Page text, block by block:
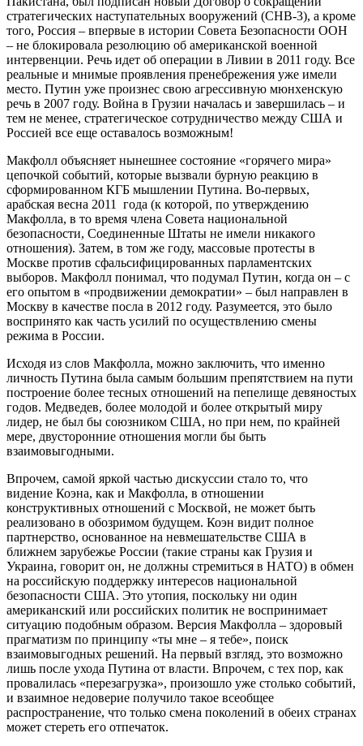
стратегических наступательных вооружений (СНВ-3), а кроме
того, Россия – впервые в истории Совета Безопасности ООН
– не блокировала резолюцию об американской военной
интервенции. Речь идет об операции в Ливии в 2011 году. Все
реальные и мнимые проявления пренебрежения уже имели
место. Путин уже произнес свою агрессивную мюнхенскую
речь в 2007 году. Война в Грузии началась и завершилась – и
тем не менее, стратегическое сотрудничество между США и
Россией все еще оставалось возможным!
Макфолл объясняет нынешнее состояние «горячего мира»
цепочкой событий, которые вызвали бурную реакцию в
сформированном КГБ мышлении Путина. Во-первых,
арабская весна 2011 года (к которой, по утверждению
Макфолла, в то время члена Совета национальной
безопасности, Соединенные Штаты не имели никакого
отношения). Затем, в том же году, массовые протесты в
Москве против сфальсифицированных парламентских
выборов. Макфолл понимал, что подумал Путин, когда он – с
его опытом в «продвижении демократии» – был направлен в
Москву в качестве посла в 2012 году. Разумеется, это было
воспринято как часть усилий по осуществлению смены
режима в России.
Исходя из слов Макфолла, можно заключить, что именно
личность Путина была самым большим препятствием на пути
построение более тесных отношений на пепелище девяностых
годов. Медведев, более молодой и более открытый миру
лидер, не был бы союзником США, но при нем, по крайней
мере, двусторонние отношения могли бы быть
взаимовыгодными.
Впрочем, самой яркой частью дискуссии стало то, что
видение Коэна, как и Макфолла, в отношении
конструктивных отношений с Москвой, не может быть
реализовано в обозримом будущем. Коэн видит полное
партнерство, основанное на невмешательстве США в
ближнем зарубежье России (такие страны как Грузия и
Украина, говорит он, не должны стремиться в НАТО) в обмен
на российскую поддержку интересов национальной
безопасности США. Это утопия, поскольку ни один
американский или российских политик не воспринимает
ситуацию подобным образом. Версия Макфолла – здоровый
прагматизм по принципу «ты мне – я тебе», поиск
взаимовыгодных решений. На первый взгляд, это возможно
лишь после ухода Путина от власти. Впрочем, с тех пор, как
провалилась «перезагрузка», произошло уже столько событий,
и взаимное недоверие получило такое всеобщее
распространение, что только смена поколений в обеих странах
может стереть его отпечаток.